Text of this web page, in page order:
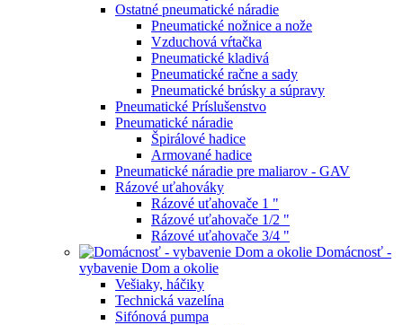
Ostatné pneumatické náradie
Pneumatické nožnice a nože
Vzduchová vŕtačka
Pneumatické kladivá
Pneumatické račne a sady
Pneumatické brúsky a súpravy
Pneumatické Príslušenstvo
Pneumatické náradie
Špirálové hadice
Armované hadice
Pneumatické náradie pre maliarov - GAV
Rázové uťahováky
Rázové uťahovače 1 "
Rázové uťahovače 1/2 "
Rázové uťahovače 3/4 "
Domácnosť -
vybavenie Dom a okolie
Vešiaky, háčiky
Technická vazelína
Sifónová pumpa